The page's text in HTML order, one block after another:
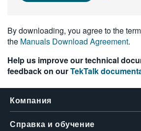
By downloading, you agree to the
the Manuals Download Agreement.
Help us improve our technical
feedback on ourTekTalk
Компания
Справка и обучение